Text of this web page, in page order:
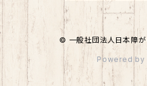
© 一般社団法人日本障が
Powered by